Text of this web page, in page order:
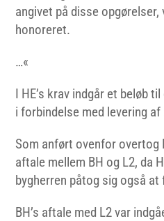
angivet på disse
honoreret.
…«
I HE’s krav indgår et beløb
i forbindelse med levering
Som anført ovenfor overtog
aftale mellem BH og L2, da
bygherren påtog sig også
BH’s aftale med L2 var